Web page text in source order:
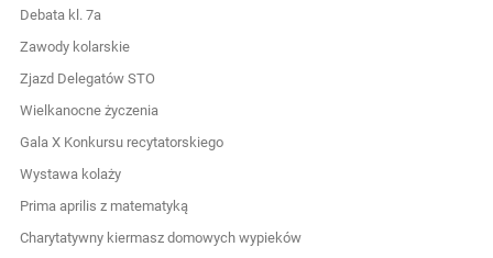
Debata kl. 7a
Zawody kolarskie
Zjazd Delegatów STO
Wielkanocne życzenia
Gala X Konkursu recytatorskiego
Wystawa kolaży
Prima aprilis z matematyką
Charytatywny kiermasz domowych wypieków